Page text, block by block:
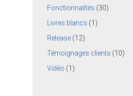
Fonctionnalités (30)
Livres blancs (1)
Release (12)
Témoignages clients (10)
Vidéo (1)